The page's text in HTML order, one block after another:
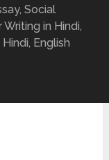
Social
Writing in Hindi,
English